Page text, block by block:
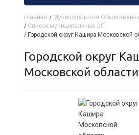
Главная / Муниципальные
/ Список муниципальных ОП
/ Городской округ Кашира Московской
Городской округ Кашира
Московской области